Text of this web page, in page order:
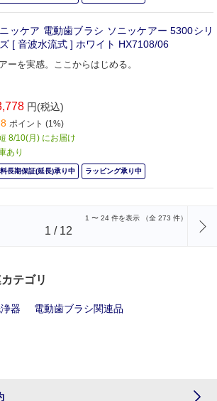
ッケア 電動歯ブラシ ソニッケアー 5300シリ
[ 音波水流式 ] ホワイト HX7108/06
ーを実感。ここからはじめる。
円(税込)
ポイント (1%)
8/10(月) にお届け
あり
長期保証(延長)承り中 ラッピング承り中
1 〜 24 件を表示 （全 273 件）
1 / 12
テゴリ
器 電動歯ブラシ関連品